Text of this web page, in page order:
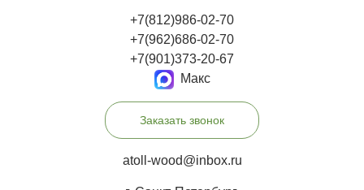
+7(812)986-02-70
+7(962)686-02-70
+7(901)373-20-67
Макс
Заказать звонок
atoll-wood@inbox.ru